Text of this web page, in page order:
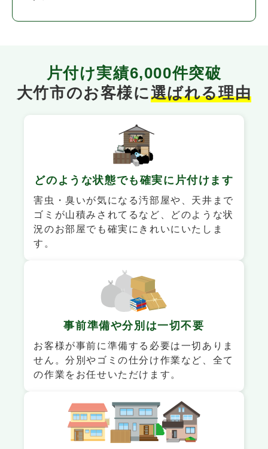
片付け実績6,000件突破
大竹市のお客様に選ばれる理由
どのような状態でも確実に片付けます
害虫・臭いが気になる汚部屋や、天井まで
ゴミが山積みされてるなど、どのような状
況のお部屋でも確実にきれいにいたしま
す。
事前準備や分別は一切不要
お客様が事前に準備する必要は一切ありま
せん。分別やゴミの仕分け作業など、全て
の作業をお任せいただけます。